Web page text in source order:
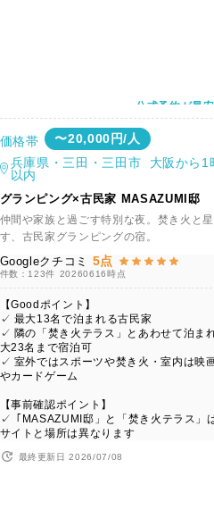
公式予約が最
価格帯
〜20,000円/人
兵庫県・三田・三田市 大阪から1
以内
グランピング×古民家 MASAZUMI邸
仲間や家族と過ごす特別な夜。焚き火と
す、古民家グランピングの宿。
Googleクチコミ 5点
件数：123件 20260616時点
【Goodポイント】
✓ 最大13名で泊まれる古民家
✓ 隣の「焚き火テラス」とあわせて泊ま
大23名まで宿泊可
✓ 室外ではスポーツや焚き火・室内は映
やカードゲーム
【事前確認ポイント】
✓「MASAZUMI邸」と「焚き火テラス」
サイトと場所は異なります
最終更新日 2026/07/08